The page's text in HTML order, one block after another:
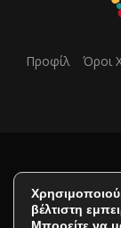
Προφίλ Όροι
βέλτιστη